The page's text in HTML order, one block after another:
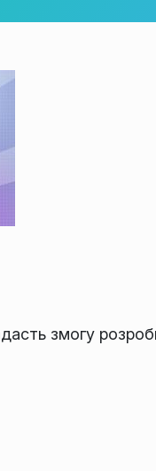
змогу